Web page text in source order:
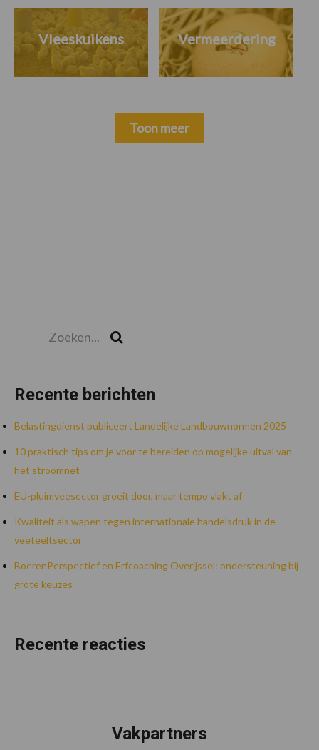
Recente berichten
Belastingdienst publiceert Landelijke Landbouwnormen 2025
10 praktisch tips om je voor te bereiden op mogelijke uitval van
het stroomnet
EU-pluimveesector groeit door, maar tempo vlakt af
Kwaliteit als wapen tegen internationale handelsdruk in de
veeteeltsector
BoerenPerspectief en Erfcoaching Overijssel: ondersteuning bij
grote keuzes
Recente reacties
Vleeskuikens Vermeerdering
Toon meer
Vakpartners